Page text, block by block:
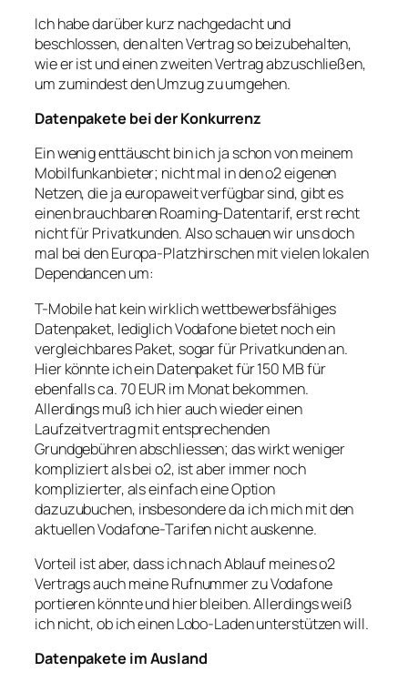
Ich habe darüber kurz nachgedacht und
beschlossen, den alten Vertrag so beizubehalten,
wie er ist und einen zweiten Vertrag abzuschließen,
um zumindest den Umzug zu umgehen.
Datenpakete bei der Konkurrenz
Ein wenig enttäuscht bin ich ja schon von meinem
Mobilfunkanbieter; nicht mal in den o2 eigenen
Netzen, die ja europaweit verfügbar sind, gibt es
einen brauchbaren Roaming-Datentarif, erst recht
nicht für Privatkunden. Also schauen wir uns doch
mal bei den Europa-Platzhirschen mit vielen lokalen
Dependancen um:
T-Mobile hat kein wirklich wettbewerbsfähiges
Datenpaket, lediglich Vodafone bietet noch ein
vergleichbares Paket, sogar für Privatkunden an.
Hier könnte ich ein Datenpaket für 150 MB für
ebenfalls ca. 70 EUR im Monat bekommen.
Allerdings muß ich hier auch wieder einen
Laufzeitvertrag mit entsprechenden
Grundgebühren abschliessen; das wirkt weniger
kompliziert als bei o2, ist aber immer noch
komplizierter, als einfach eine Option
dazuzubuchen, insbesondere da ich mich mit den
aktuellen Vodafone-Tarifen nicht auskenne.
Vorteil ist aber, dass ich nach Ablauf meines o2
Vertrags auch meine Rufnummer zu Vodafone
portieren könnte und hier bleiben. Allerdings weiß
ich nicht, ob ich einen Lobo-Laden unterstützen will.
Datenpakete im Ausland